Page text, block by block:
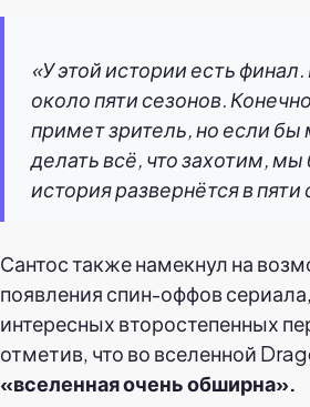
«У этой истории есть
около пяти сезонов.
примет зритель, но если
делать всё, что захотим,
история развернётся в пяти
Сантос также намекнул на
появления спин-оффов
интересных второстепенных
отметив, что во вселенной
«вселенная очень обширна».